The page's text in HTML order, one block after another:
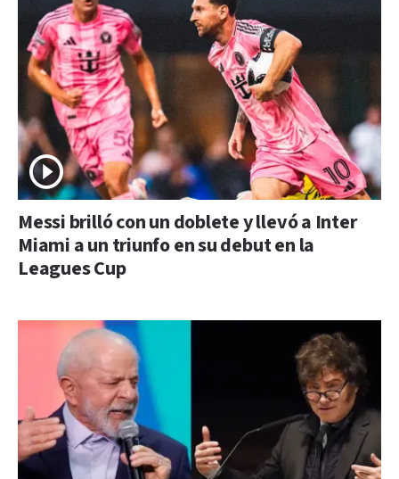
Messi brilló con un doblete y llevó a Inter
Miami a un triunfo en su debut en la
Leagues Cup